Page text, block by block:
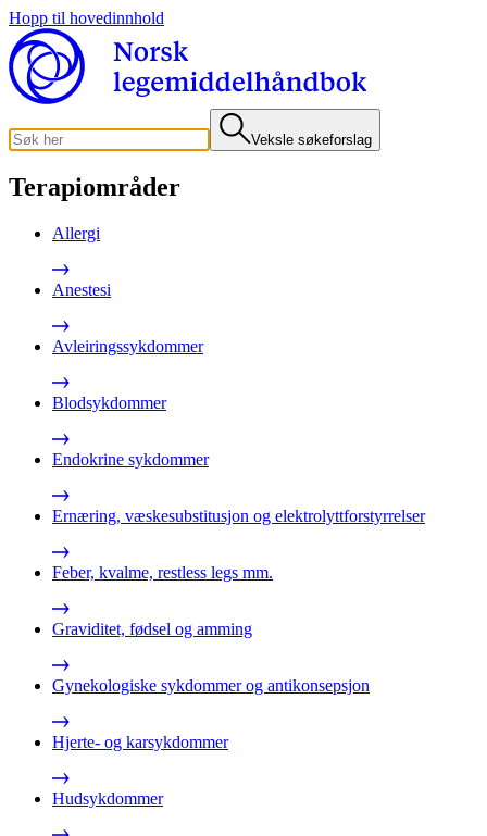
Hopp til hovedinnhold
Veksle søkeforslag
Terapiområder
Allergi
Anestesi
Avleiringssykdommer
Blodsykdommer
Endokrine sykdommer
Ernæring, væskesubstitusjon og elektrolyttforstyrrelser
Feber, kvalme, restless legs mm.
Graviditet, fødsel og amming
Gynekologiske sykdommer og antikonsepsjon
Hjerte- og karsykdommer
Hudsykdommer